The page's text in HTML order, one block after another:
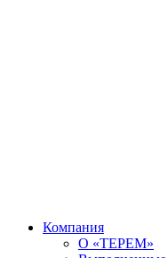
Компания
О «ТЕРЕМ»